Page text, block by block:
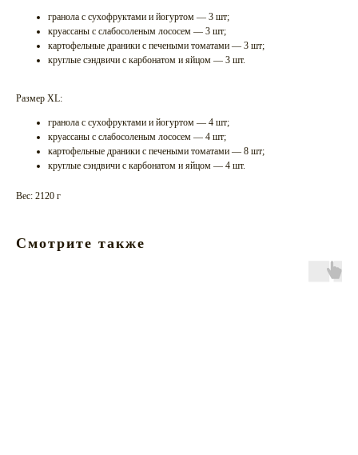
гранола с сухофруктами и йогуртом — 3 шт;
круассаны с слабосоленым лососем — 3 шт;
картофельные драники с печеными томатами — 3 шт;
круглые сэндвичи с карбонатом и яйцом — 3 шт.
Размер XL:
гранола с сухофруктами и йогуртом — 4 шт;
круассаны с слабосоленым лососем — 4 шт;
картофельные драники с печеными томатами — 8 шт;
круглые сэндвичи с карбонатом и яйцом — 4 шт.
Вес: 2120 г
Смотрите также